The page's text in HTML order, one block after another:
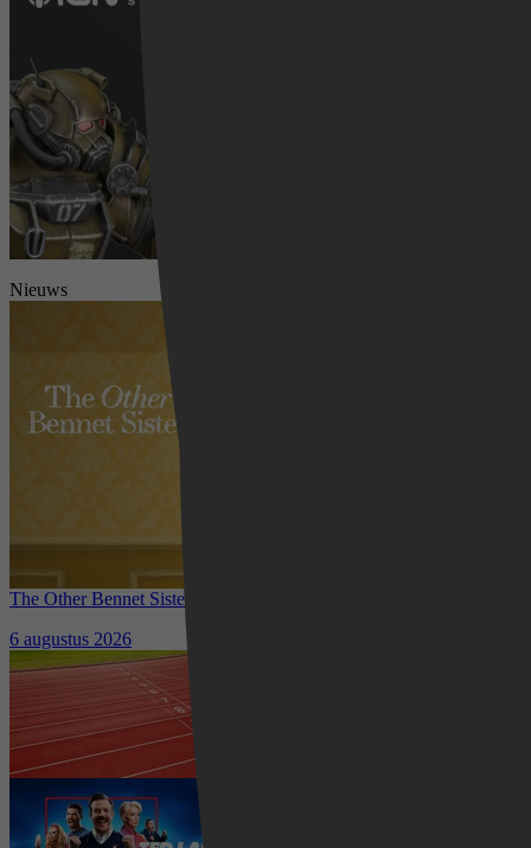
Nieuws
The Other Bennet Sister nu te zien op HBO Max: romantisch
kostuumdrama krijgt lovende recensies
6 augustus 2026